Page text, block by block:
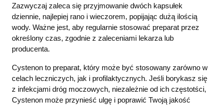
Zazwyczaj zaleca się przyjmowanie dwóch kapsułek
dziennie, najlepiej rano i wieczorem, popijając dużą ilością
wody. Ważne jest, aby regularnie stosować preparat przez
określony czas, zgodnie z zaleceniami lekarza lub
producenta.
Cystenon to preparat, który może być stosowany zarówno w
celach leczniczych, jak i profilaktycznych. Jeśli borykasz się
z infekcjami dróg moczowych, niezależnie od ich częstotści,
Cystenon może przynieść ulgę i poprawić Twoją jakość